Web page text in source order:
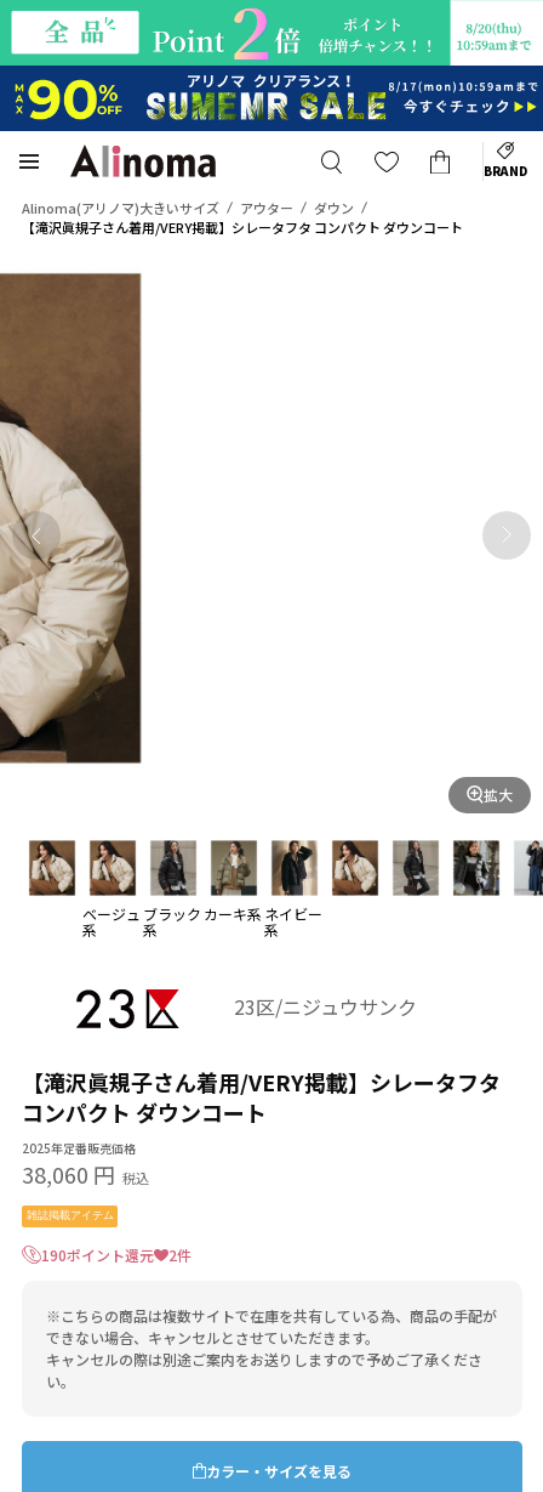
BRAND
Alinoma(アリノマ)大きいサイズ アウター
ダウン
【滝沢眞規子さん着用/VERY掲載】シレータフタ コンパクト ダウンコート
拡大
ベージュ
系
ブラック
系
カーキ系 ネイビー
系
23区/ニジュウサンク
【滝沢眞規子さん着用/VERY掲載】シレータフタ
コンパクト ダウンコート
2025年定番販売価格
38,060 円 税込
雑誌掲載アイテム
190ポイント還元 2件
※こちらの商品は複数サイトで在庫を共有している為、商品の手配が
できない場合、キャンセルとさせていただきます。
キャンセルの際は別途ご案内をお送りしますので予めご了承くださ
い。
カラー・サイズを見る